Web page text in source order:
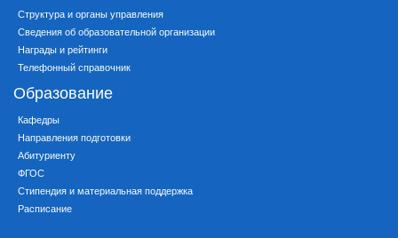
Структура и органы управления
Сведения об образовательной организации
Награды и рейтинги
Телефонный справочник
Образование
Кафедры
Направления подготовки
Абитуриенту
ФГОС
Стипендия и материальная поддержка
Расписание